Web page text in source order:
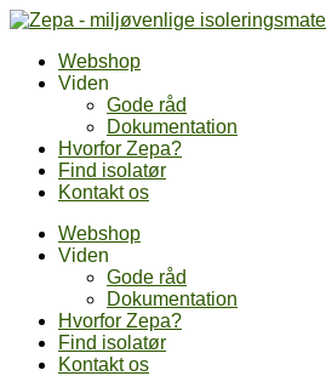
Skip
contentWebshop
Viden
Gode råd
Dokumentation
Hvorfor Zepa?
Find isolatør
Kontakt os
Webshop
Viden
Gode råd
Dokumentation
Hvorfor Zepa?
Find isolatør
Kontakt os